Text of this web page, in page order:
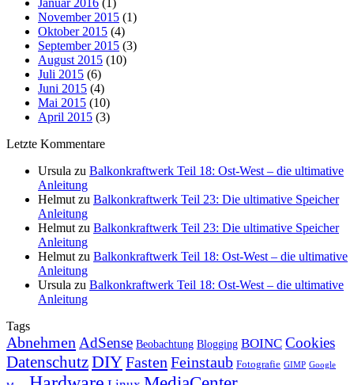
Januar 2016 (1)
November 2015 (1)
Oktober 2015 (4)
September 2015 (3)
August 2015 (10)
Juli 2015 (6)
Juni 2015 (4)
Mai 2015 (10)
April 2015 (3)
Letzte Kommentare
Ursula zu Balkonkraftwerk Teil 18: Ost-West – die ultimative
Anleitung
Helmut zu Balkonkraftwerk Teil 23: Die ultimative Speicher
Anleitung
Helmut zu Balkonkraftwerk Teil 23: Die ultimative Speicher
Anleitung
Helmut zu Balkonkraftwerk Teil 18: Ost-West – die ultimative
Anleitung
Ursula zu Balkonkraftwerk Teil 18: Ost-West – die ultimative
Anleitung
Tags
Abnehmen AdSense Beobachtung Blogging BOINC Cookies
DatenschutzDIYFasten Feinstaub Fotografie GIMP Google